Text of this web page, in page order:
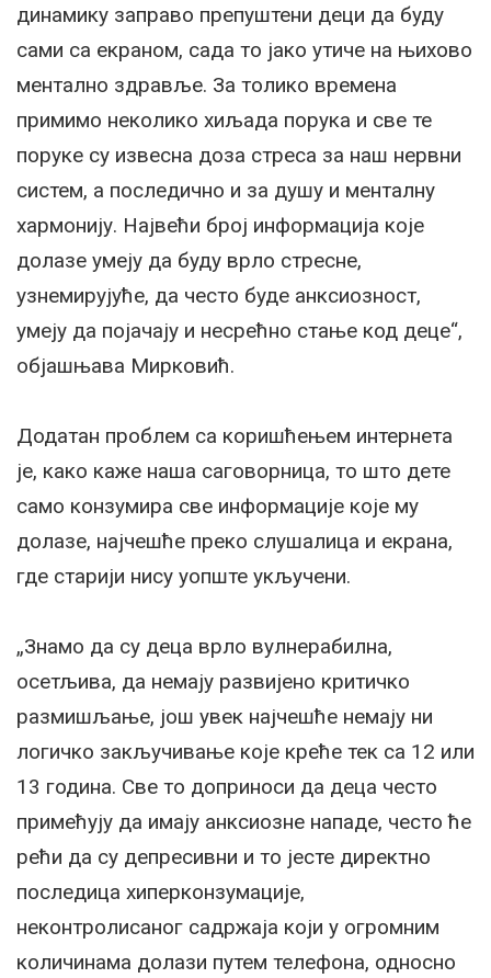
динамику заправо препуштени деци да буду
сами са екраном, сада то јако утиче на њихово
ментално здравље. За толико времена
примимо неколико хиљада порука и све те
поруке су извесна доза стреса за наш нервни
систем, а последично и за душу и менталну
хармонију. Највећи број информација које
долазе умеју да буду врло стресне,
узнемирујуће, да често буде анксиозност,
умеју да појачају и несрећно стање код деце“,
објашњава Мирковић.
Додатан проблем са коришћењем интернета
је, како каже наша саговорница, то што дете
само конзумира све информације које му
долазе, најчешће преко слушалица и екрана,
где старији нису уопште укључени.
„Знамо да су деца врло вулнерабилна,
осетљива, да немају развијено критичко
размишљање, још увек најчешће немају ни
логичко закључивање које креће тек са 12 или
13 година. Све то доприноси да деца често
примећују да имају анксиозне нападе, често ће
рећи да су депресивни и то јесте директно
последица хиперконзумације,
неконтролисаног садржаја који у огромним
количинама долази путем телефона, односно